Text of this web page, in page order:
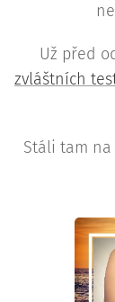
Už před
zvláštních
Stáli tam na